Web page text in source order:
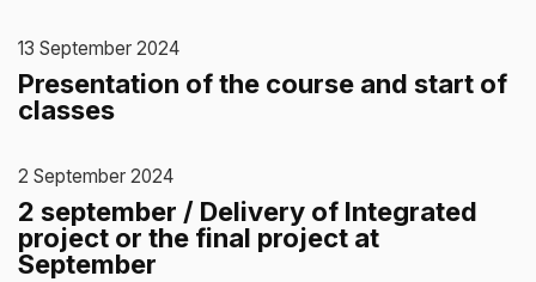
13 September 2024
Presentation of the course and start of
classes
2 September 2024
2 september / Delivery of Integrated
project or the final project at
September